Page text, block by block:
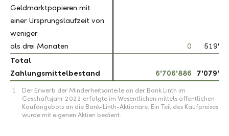
Geldmarktpapieren mit
einer Ursprungslaufzeit von
weniger
als drei Monaten
0
Total
Zahlungsmittelbestand
6'706'886
Geldmarktpapieren mit
einer Ursprungslaufzeit von
weniger
als drei Monaten
Total
Zahlungsmittelbestand
1
Der Erwerb der Minderheitsanteile an der Bank Linth im
Geschäftsjahr 2022 erfolgte im Wesentlichen mittels öffentlichen
Kaufangebots an die Bank-Linth-Aktionäre. Ein Teil des Kaufpreises
wurde mit eigenen Aktien bedient.